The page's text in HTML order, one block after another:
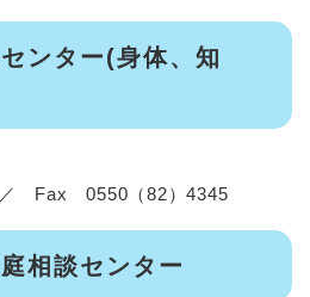
ンター(身体、知
Fax 0550（82）4345
相談センター